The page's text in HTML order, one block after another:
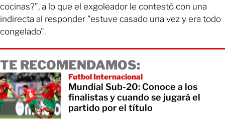
cocinas?”, a lo que el exgoleador le contestó con una
indirecta al responder ”estuve casado una vez y era todo
congelado".
TE RECOMENDAMOS:
Futbol Internacional
Mundial Sub-20: Conoce a los
finalistas y cuando se jugará el
partido por el título